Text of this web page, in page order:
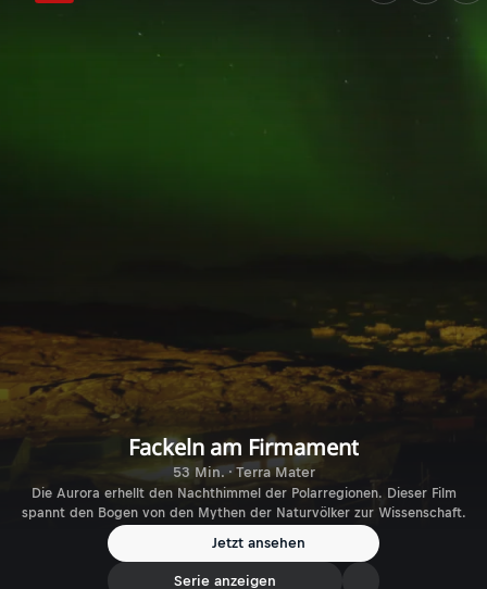
Fackeln am Firmament
53 Min. · Terra Mater
Die Aurora erhellt den Nachthimmel der Polarregionen. Dieser Film
spannt den Bogen von den Mythen der Naturvölker zur Wissenschaft.
Jetzt ansehen
Serie anzeigen